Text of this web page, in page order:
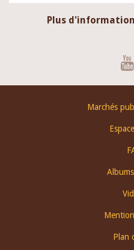
Plus
Marchés
Plan